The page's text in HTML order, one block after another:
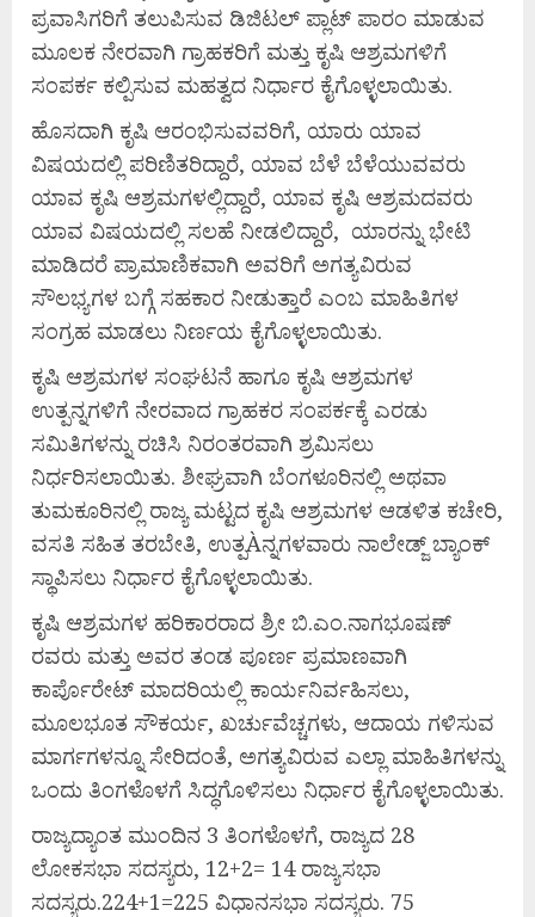
ಪ್ರವಾಸಿಗರಿಗೆ ತಲುಪಿಸುವ ಡಿಜಿಟಲ್ ಪ್ಲಾಟ್ ಪಾರಂ ಮಾಡುವ
ಮೂಲಕ ನೇರವಾಗಿ ಗ್ರಾಹಕರಿಗೆ ಮತ್ತು ಕೃಷಿ ಆಶ್ರಮಗಳಿಗೆ
ಸಂಪರ್ಕ ಕಲ್ಪಿಸುವ ಮಹತ್ವದ ನಿರ್ಧಾರ ಕೈಗೊಳ್ಳಲಾಯಿತು.
ಹೊಸದಾಗಿ ಕೃಷಿ ಆರಂಭಿಸುವವರಿಗೆ, ಯಾರು ಯಾವ
ವಿಷಯದಲ್ಲಿ ಪರಿಣಿತರಿದ್ದಾರೆ, ಯಾವ ಬೆಳೆ ಬೆಳೆಯುವವರು
ಯಾವ ಕೃಷಿ ಆಶ್ರಮಗಳಲ್ಲಿದ್ದಾರೆ, ಯಾವ ಕೃಷಿ ಆಶ್ರಮದವರು
ಯಾವ ವಿಷಯದಲ್ಲಿ ಸಲಹೆ ನೀಡಲಿದ್ದಾರೆ, ಯಾರನ್ನು ಭೇಟಿ
ಮಾಡಿದರೆ ಪ್ರಾಮಾಣಿಕವಾಗಿ ಅವರಿಗೆ ಅಗತ್ಯವಿರುವ
ಸೌಲಭ್ಯಗಳ ಬಗ್ಗೆ ಸಹಕಾರ ನೀಡುತ್ತಾರೆ ಎಂಬ ಮಾಹಿತಿಗಳ
ಸಂಗ್ರಹ ಮಾಡಲು ನಿರ್ಣಯ ಕೈಗೊಳ್ಳಲಾಯಿತು.
ಕೃಷಿ ಆಶ್ರಮಗಳ ಸಂಘಟನೆ ಹಾಗೂ ಕೃಷಿ ಆಶ್ರಮಗಳ
ಉತ್ಪನ್ನಗಳಿಗೆ ನೇರವಾದ ಗ್ರಾಹಕರ ಸಂಪರ್ಕಕ್ಕೆ ಎರಡು
ಸಮಿತಿಗಳನ್ನು ರಚಿಸಿ ನಿರಂತರವಾಗಿ ಶ್ರಮಿಸಲು
ನಿರ್ಧರಿಸಲಾಯಿತು. ಶೀಘ್ರವಾಗಿ ಬೆಂಗಳೂರಿನಲ್ಲಿ ಅಥವಾ
ತುಮಕೂರಿನಲ್ಲಿ ರಾಜ್ಯ ಮಟ್ಟದ ಕೃಷಿ ಆಶ್ರಮಗಳ ಆಡಳಿತ ಕಚೇರಿ,
ವಸತಿ ಸಹಿತ ತರಬೇತಿ, ಉತ್ಪÀನ್ನಗಳವಾರು ನಾಲೇಡ್ಜ್ ಬ್ಯಾಂಕ್
ಸ್ಥಾಪಿಸಲು ನಿರ್ಧಾರ ಕೈಗೊಳ್ಳಲಾಯಿತು.
ಕೃಷಿ ಆಶ್ರಮಗಳ ಹರಿಕಾರರಾದ ಶ್ರೀ ಬಿ.ಎಂ.ನಾಗಭೂಷಣ್
ರವರು ಮತ್ತು ಅವರ ತಂಡ ಪೂರ್ಣ ಪ್ರಮಾಣವಾಗಿ
ಕಾರ್ಪೊರೇಟ್ ಮಾದರಿಯಲ್ಲಿ ಕಾರ್ಯನಿರ್ವಹಿಸಲು,
ಮೂಲಭೂತ ಸೌಕರ್ಯ, ಖರ್ಚುವೆಚ್ಚಗಳು, ಆದಾಯ ಗಳಿಸುವ
ಮಾರ್ಗಗಳನ್ನೂ ಸೇರಿದಂತೆ, ಅಗತ್ಯವಿರುವ ಎಲ್ಲಾ ಮಾಹಿತಿಗಳನ್ನು
ಒಂದು ತಿಂಗಳೊಳಗೆ ಸಿದ್ಧಗೊಳಿಸಲು ನಿರ್ಧಾರ ಕೈಗೊಳ್ಳಲಾಯಿತು.
ರಾಜ್ಯದ್ಯಾಂತ ಮುಂದಿನ 3 ತಿಂಗಳೊಳಗೆ, ರಾಜ್ಯದ 28
ಲೋಕಸಭಾ ಸದಸ್ಯರು, 12+2= 14 ರಾಜ್ಯಸಭಾ
ಸದಸ್ಯರು.224+1=225 ವಿಧಾನಸಭಾ ಸದಸ್ಯರು. 75